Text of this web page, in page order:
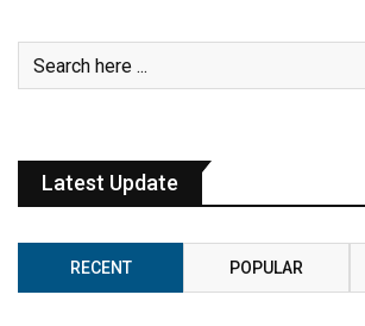
Latest Update
RECENT POPULAR